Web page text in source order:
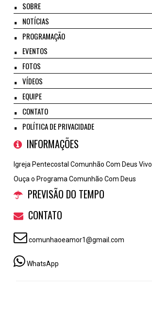
SOBRE
NOTÍCIAS
PROGRAMAÇÃO
EVENTOS
FOTOS
VÍDEOS
EQUIPE
CONTATO
POLÍTICA DE PRIVACIDADE
INFORMAÇÕES
Igreja Pentecostal Comunhão Com Deus Vivo
Ouça o Programa Comunhão Com Deus
PREVISÃO DO TEMPO
CONTATO
comunhaoeamor1@gmail.com
WhatsApp